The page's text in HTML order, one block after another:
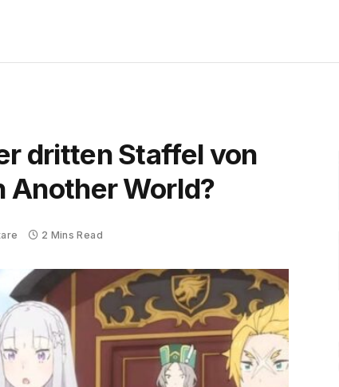
dritten Staffel von
Another World?
2 Mins Read